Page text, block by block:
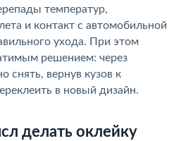
температур,
и контакт с автомобильной
ухода. При этом
решением: через
снять, вернув кузов к
в новый дизайн.
делать оклейку